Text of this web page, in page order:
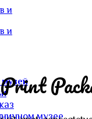
музее